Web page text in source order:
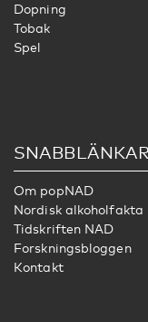
Dopning
Tobak
Spel
SNABBLÄNKAR
Om popNAD
Nordisk alkoholfakta
Tidskriften NAD
Forskningsbloggen
Kontakt